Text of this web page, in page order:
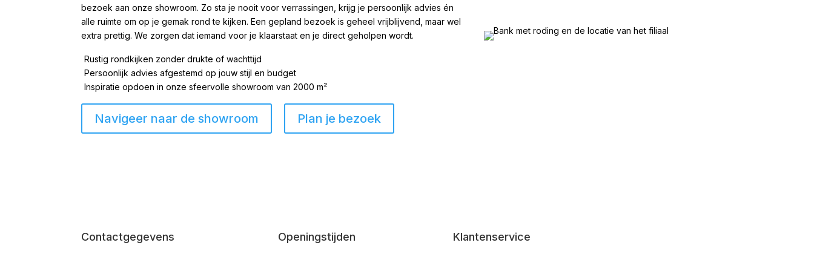
bezoek aan onze showroom. Zo sta je nooit voor verrassingen, krijg je persoonlijk advies én
alle ruimte om op je gemak rond te kijken. Een gepland bezoek is geheel vrijblijvend, maar wel
extra prettig. We zorgen dat iemand voor je klaarstaat en je direct geholpen wordt.
Rustig rondkijken zonder drukte of wachttijd
Persoonlijk advies afgestemd op jouw stijl en budget
Inspiratie opdoen in onze sfeervolle showroom van 2000 m²
Navigeer naar de showroom Plan je bezoek
Contactgegevens Openingstijden Klantenservice